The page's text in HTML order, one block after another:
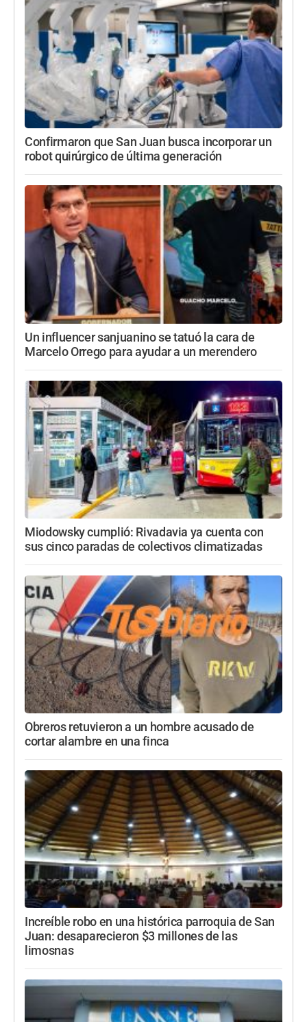
Confirmaron que San Juan busca incorporar un
robot quirúrgico de última generación
Un influencer sanjuanino se tatuó la cara de
Marcelo Orrego para ayudar a un merendero
Miodowsky cumplió: Rivadavia ya cuenta con
sus cinco paradas de colectivos climatizadas
Obreros retuvieron a un hombre acusado de
cortar alambre en una finca
Increíble robo en una histórica parroquia de San
Juan: desaparecieron $3 millones de las
limosnas